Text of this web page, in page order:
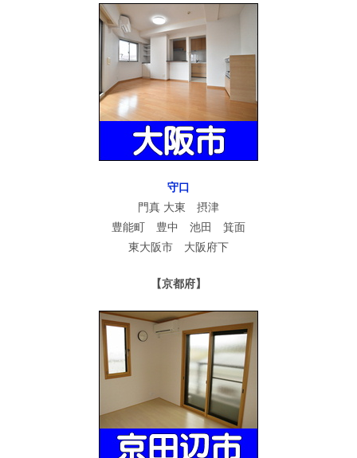
守口
門真 大東 摂津
豊能町 豊中 池田 箕面
東大阪市 大阪府下
【京都府】